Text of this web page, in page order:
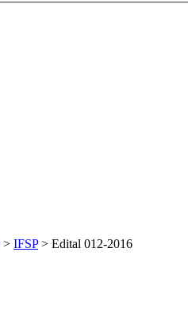
> IFSP > Edital 012-2016